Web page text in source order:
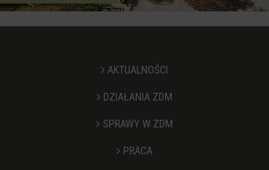
AKTUALNOŚCI
DZIAŁANIA ZDM
SPRAWY W ZDM
PRACA